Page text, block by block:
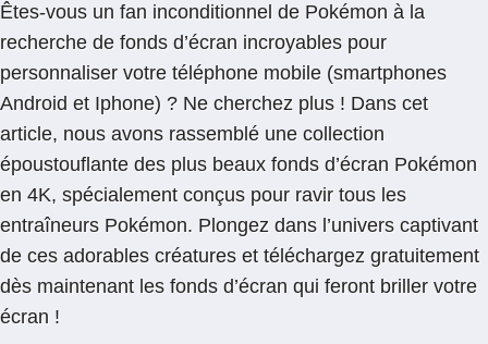
Êtes-vous un fan inconditionnel de Pokémon à la
recherche de fonds d’écran incroyables pour
personnaliser votre téléphone mobile (smartphones
Android et Iphone) ? Ne cherchez plus ! Dans cet
article, nous avons rassemblé une collection
époustouflante des plus beaux fonds d’écran Pokémon
en 4K, spécialement conçus pour ravir tous les
entraîneurs Pokémon. Plongez dans l’univers captivant
de ces adorables créatures et téléchargez gratuitement
dès maintenant les fonds d’écran qui feront briller votre
écran !